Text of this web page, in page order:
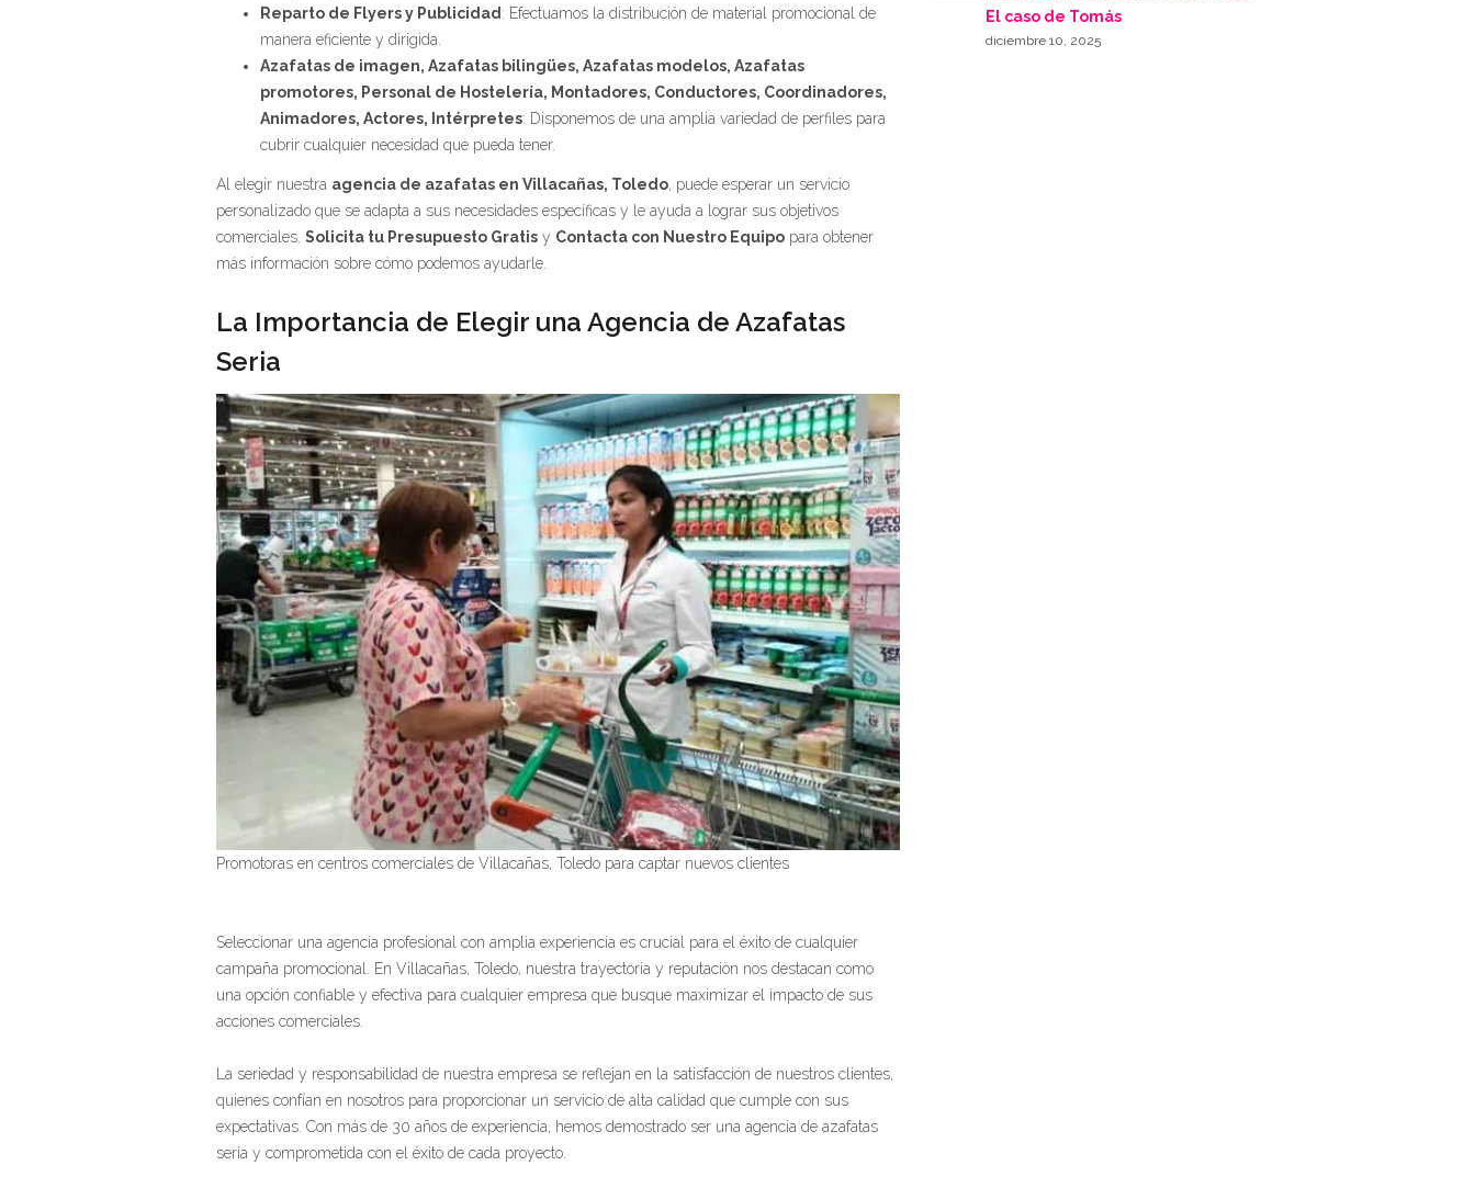
Reparto de Flyers y Publicidad : Efectuamos la distribución de material promocional de
manera eficiente y dirigida.
Azafatas de imagen, Azafatas bilingües, Azafatas modelos, Azafatas
promotores, Personal de Hostelería, Montadores, Conductores, Coordinadores,
Animadores, Actores, Intérpretes: Disponemos de una amplia variedad de perfiles para
cubrir cualquier necesidad que pueda tener.
Al elegir nuestra agencia de azafatas en Villacañas, Toledo , puede esperar un servicio
personalizado que se adapta a sus necesidades específicas y le ayuda a lograr sus objetivos
comerciales. Solicita tu Presupuesto Gratis y Contacta con Nuestro Equipo para obtener
más información sobre cómo podemos ayudarle.
La Importancia de Elegir una Agencia de Azafatas
Seria
Promotoras en centros comerciales de Villacañas, Toledo para captar nuevos clientes
Seleccionar una agencia profesional con amplia experiencia es crucial para el éxito de cualquier
campaña promocional. En Villacañas, Toledo, nuestra trayectoria y reputación nos destacan como
una opción confiable y efectiva para cualquier empresa que busque maximizar el impacto de sus
acciones comerciales.
La seriedad y responsabilidad de nuestra empresa se reflejan en la satisfacción de nuestros clientes,
quienes confían en nosotros para proporcionar un servicio de alta calidad que cumple con sus
expectativas. Con más de 30 años de experiencia, hemos demostrado ser una agencia de azafatas
seria y comprometida con el éxito de cada proyecto.
El caso de Tomás
diciembre 10, 2025